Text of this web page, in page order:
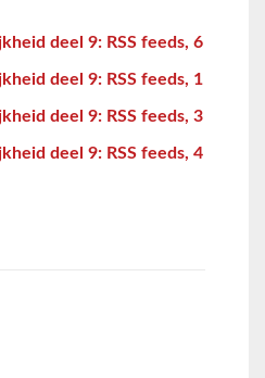
deel 9: RSS feeds, 6
deel 9: RSS feeds, 1
deel 9: RSS feeds, 3
deel 9: RSS feeds, 4